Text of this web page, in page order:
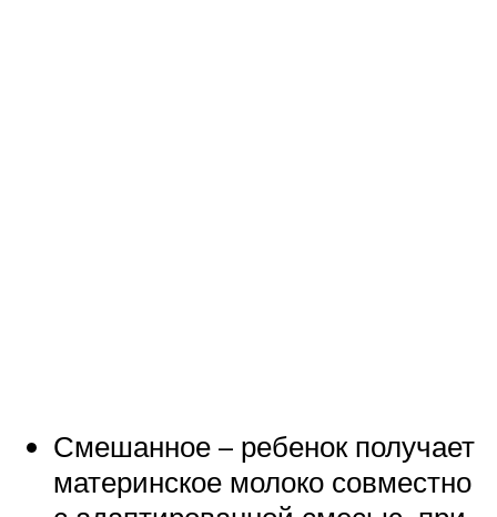
Смешанное – ребенок получает
материнское молоко совместно